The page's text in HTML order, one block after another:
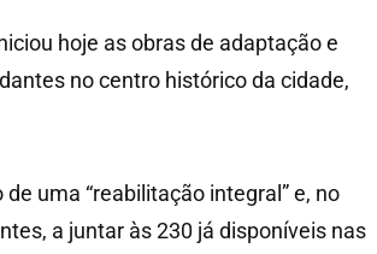
hoje as obras de adaptação e
no centro histórico da cidade,
uma “reabilitação integral” e, no
a juntar às 230 já disponíveis nas